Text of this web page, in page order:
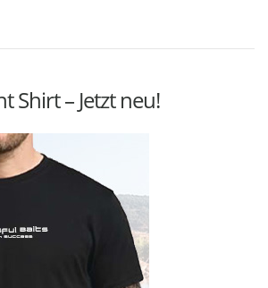
Shirt – Jetzt neu!